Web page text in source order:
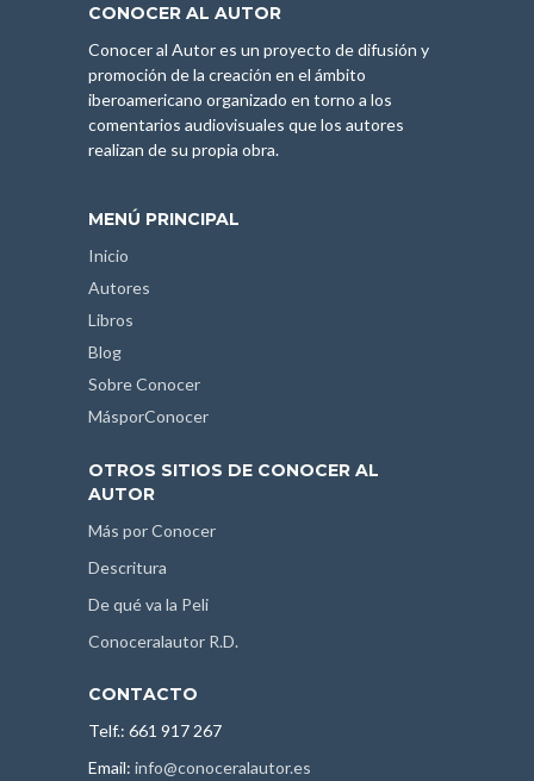
CONOCER AL AUTOR
Conocer al Autor es un proyecto de difusión y
promoción de la creación en el ámbito
iberoamericano organizado en torno a los
comentarios audiovisuales que los autores
realizan de su propia obra.
MENÚ PRINCIPAL
Inicio
Autores
Libros
Blog
Sobre Conocer
MásporConocer
OTROS SITIOS DE CONOCER AL
AUTOR
Más por Conocer
Descritura
De qué va la Peli
Conoceralautor R.D.
CONTACTO
Telf.: 661 917 267
Email: info@conoceralautor.es